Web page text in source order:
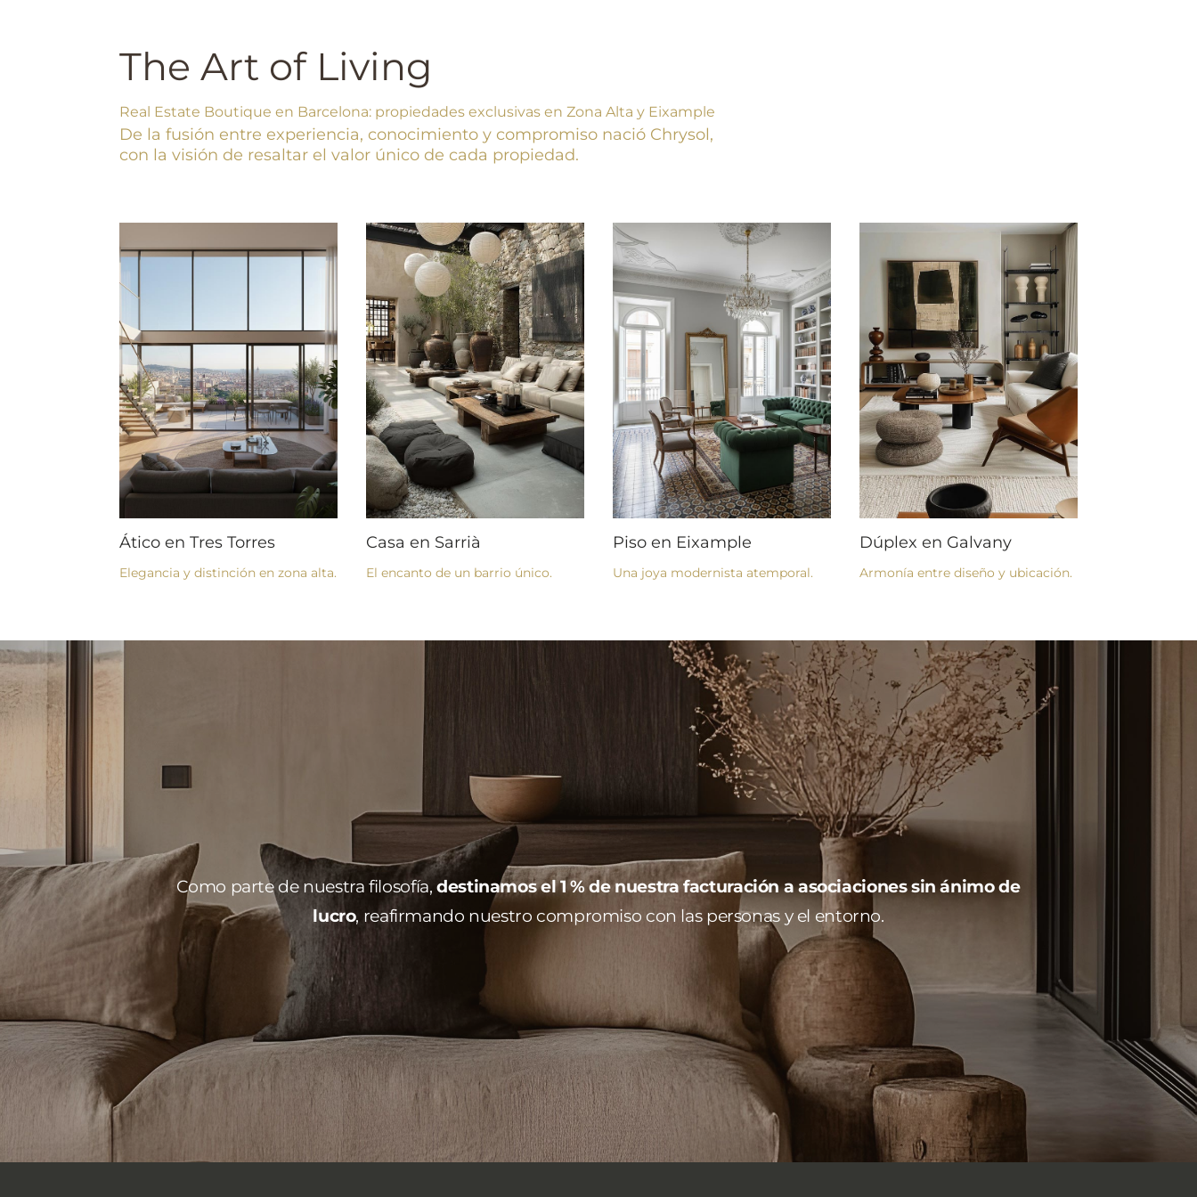
The Art of Living
Real Estate Boutique en Barcelona: propiedades exclusivas en Zona Alta y Eixample
De la fusión entre experiencia, conocimiento y compromiso nació Chrysol,
con la visión de resaltar el valor único de cada propiedad.
Ático en Tres Torres
Elegancia y distinción en zona alta.
Casa en Sarrià
El encanto de un barrio único.
Piso en Eixample
Una joya modernista atemporal.
Dúplex en Galvany
Armonía entre diseño y ubicación.
Como parte de nuestra filosofía,destinamos el 1 % de nuestra facturación a asociaciones sin ánimo de
lucro, reafirmando nuestro compromiso con las personas y el entorno.